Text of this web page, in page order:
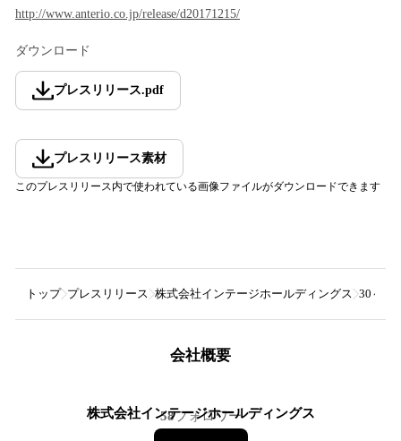
http://www.anterio.co.jp/release/d20171215/
ダウンロード
プレスリリース.pdf
プレスリリース素材
このプレスリリース内で使われている画像ファイルがダウンロードできます
トップ プレスリリース 株式会社インテージホールディングス 30～60
会社概要
株式会社インテージホールディングス
58フォロワー